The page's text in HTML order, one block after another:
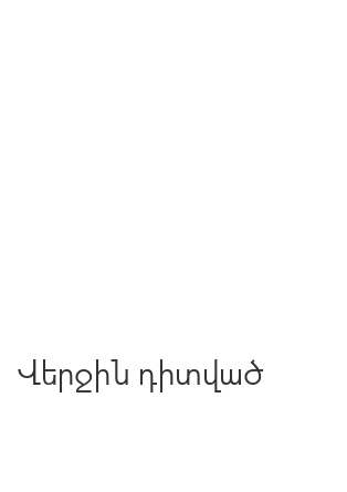
Վերջին դիտված